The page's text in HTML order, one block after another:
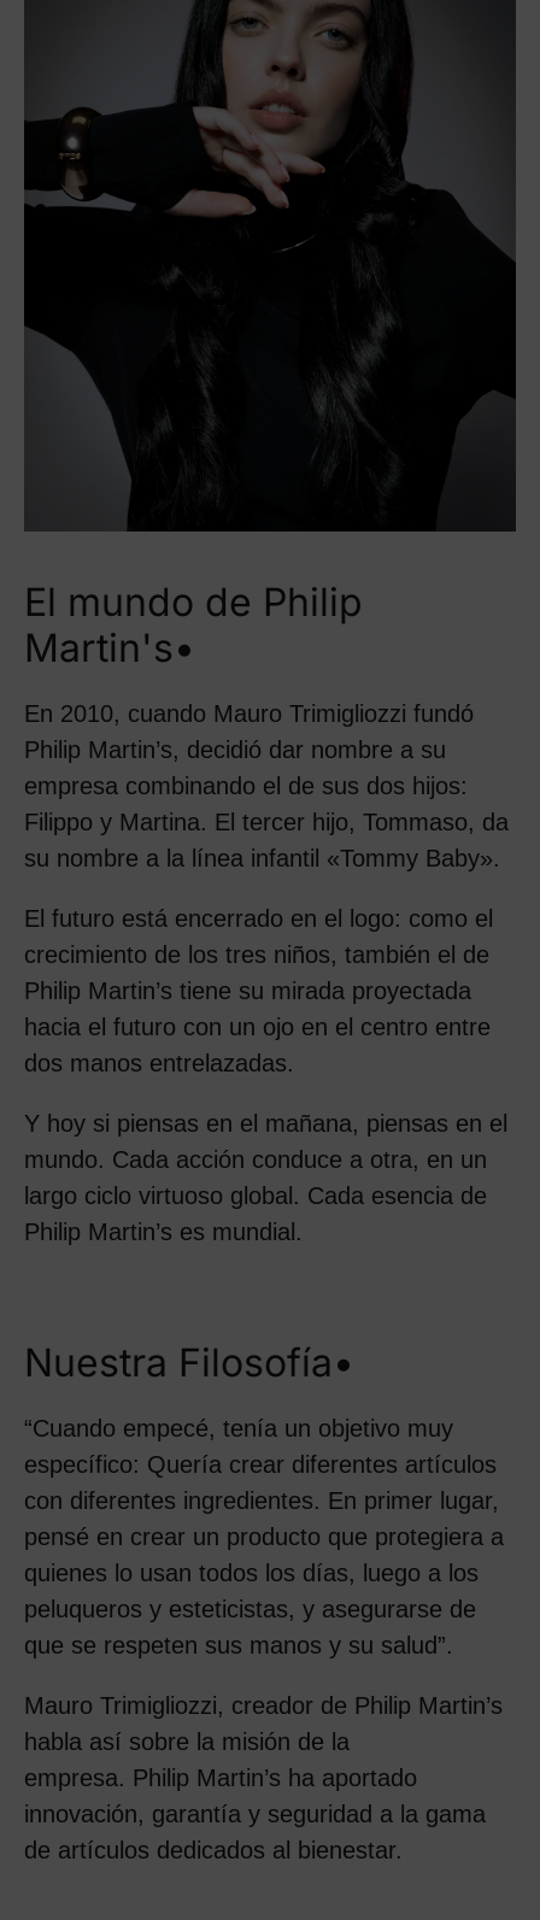
El mundo de Philip
Martin's•
En 2010, cuando Mauro Trimigliozzi fundó
Philip Martin’s, decidió dar nombre a su
empresa combinando el de sus dos hijos:
Filippo y Martina. El tercer hijo, Tommaso, da
su nombre a la línea infantil «Tommy Baby».
El futuro está encerrado en el logo: como el
crecimiento de los tres niños, también el de
Philip Martin’s tiene su mirada proyectada
hacia el futuro con un ojo en el centro entre
dos manos entrelazadas.
Y hoy si piensas en el mañana, piensas en el
mundo. Cada acción conduce a otra, en un
largo ciclo virtuoso global. Cada esencia de
Philip Martin’s es mundial.
Nuestra Filosofía•
“Cuando empecé, tenía un objetivo muy
específico: Quería crear diferentes artículos
con diferentes ingredientes. En primer lugar,
pensé en crear un producto que protegiera a
quienes lo usan todos los días, luego a los
peluqueros y esteticistas, y asegurarse de
que se respeten sus manos y su salud”.
Mauro Trimigliozzi, creador de Philip Martin’s
habla así sobre la misión de la
empresa. Philip Martin’s ha aportado
innovación, garantía y seguridad a la gama
de artículos dedicados al bienestar.